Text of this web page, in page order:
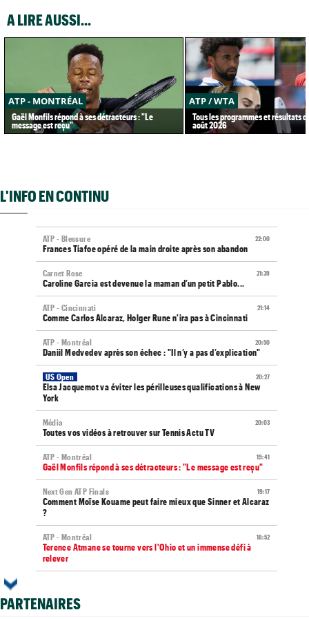
A LIRE AUSSI...
ATP - MONTRÉAL
Gaël Monfils répond à ses détracteurs : "Le
message est reçu"
ATP / WTA
Tous les programmes et résultats
août 2026
L'INFO EN CONTINU
22:00
ATP - Blessure
Frances Tiafoe opéré de la main droite après son abandon
21:39
Carnet Rose
Caroline Garcia est devenue la maman d’un petit Pablo...
21:14
ATP - Cincinnati
Comme Carlos Alcaraz, Holger Rune n'ira pas à Cincinnati
20:50
ATP - Montréal
Daniil Medvedev après son échec : "Il n’y a pas d’explication"
20:27
US Open
Elsa Jacquemot va éviter les périlleuses qualifications à New
York
20:03
Média
Toutes vos vidéos à retrouver sur Tennis Actu TV
19:41
ATP - Montréal
Gaël Monfils répond à ses détracteurs : "Le message est reçu"
19:17
Next Gen ATP Finals
Comment Moïse Kouame peut faire mieux que Sinner et Alcaraz
?
18:52
ATP - Montréal
Terence Atmane se tourne vers l'Ohio et un immense défi à
relever
PARTENAIRES